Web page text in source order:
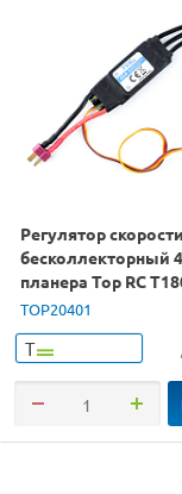
Регулятор скорости
бесколлекторный
планера Top RC
TOP20401
Т